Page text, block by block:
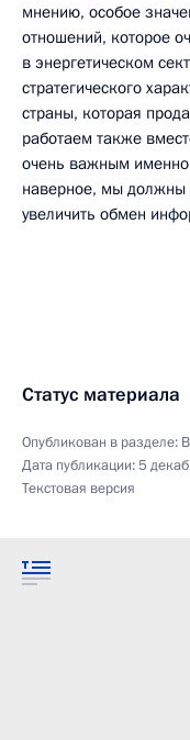
мнению, особое
отношений, которое
в энергетическом
стратегического
страны, которая
работаем также
очень важным
наверное, мы должны
увеличить обмен
Статус материала
Опубликован в разделе:
Дата публикации:5
Текстовая версия